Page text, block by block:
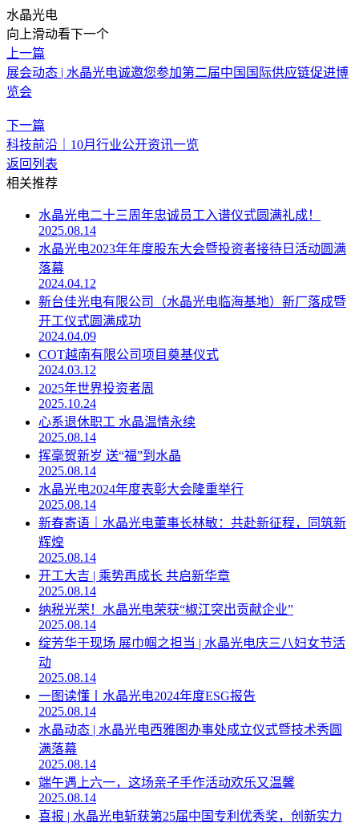
水晶光电
向上滑动看下一个
上一篇
展会动态 | 水晶光电诚邀您参加第二届中国国际供应链促进博
览会
下一篇
科技前沿｜10月行业公开资讯一览
返回列表
相关推荐
水晶光电二十三周年忠诚员工入谱仪式圆满礼成！
2025.08.14
水晶光电2023年年度股东大会暨投资者接待日活动圆满
落幕
2024.04.12
新台佳光电有限公司（水晶光电临海基地）新厂落成暨
开工仪式圆满成功
2024.04.09
COT越南有限公司项目奠基仪式
2024.03.12
2025年世界投资者周
2025.10.24
心系退休职工 水晶温情永续
2025.08.14
挥毫贺新岁 送“福”到水晶
2025.08.14
水晶光电2024年度表彰大会隆重举行
2025.08.14
新春寄语｜水晶光电董事长林敏：共赴新征程，同筑新
辉煌
2025.08.14
开工大吉 | 乘势再成长 共启新华章
2025.08.14
纳税光荣！水晶光电荣获“椒江突出贡献企业”
2025.08.14
绽芳华于现场 展巾帼之担当 | 水晶光电庆三八妇女节活
动
2025.08.14
一图读懂丨水晶光电2024年度ESG报告
2025.08.14
水晶动态 | 水晶光电西雅图办事处成立仪式暨技术秀圆
满落幕
2025.08.14
端午遇上六一，这场亲子手作活动欢乐又温馨
2025.08.14
喜报 | 水晶光电斩获第25届中国专利优秀奖，创新实力